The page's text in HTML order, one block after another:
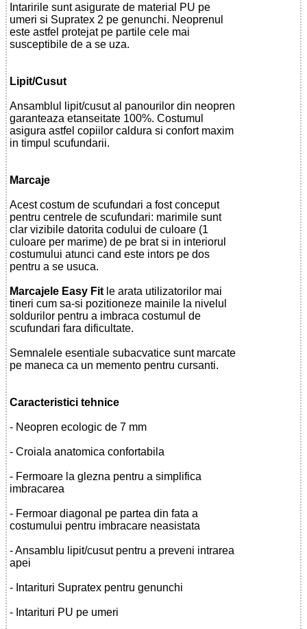
Intaririle sunt asigurate de material PU pe
umeri si Supratex 2 pe genunchi. Neoprenul
este astfel protejat pe partile cele mai
susceptibile de a se uza.
Lipit/Cusut
Ansamblul lipit/cusut al panourilor din neopren
garanteaza etanseitate 100%. Costumul
asigura astfel copiilor caldura si confort maxim
in timpul scufundarii.
Marcaje
Acest costum de scufundari a fost conceput
pentru centrele de scufundari: marimile sunt
clar vizibile datorita codului de culoare (1
culoare per marime) de pe brat si in interiorul
costumului atunci cand este intors pe dos
pentru a se usuca.
Marcajele Easy Fit le arata utilizatorilor mai
tineri cum sa-si pozitioneze mainile la nivelul
soldurilor pentru a imbraca costumul de
scufundari fara dificultate.
Semnalele esentiale subacvatice sunt marcate
pe maneca ca un memento pentru cursanti.
Caracteristici tehnice
- Neopren ecologic de 7 mm
- Croiala anatomica confortabila
- Fermoare la glezna pentru a simplifica
imbracarea
- Fermoar diagonal pe partea din fata a
costumului pentru imbracare neasistata
- Ansamblu lipit/cusut pentru a preveni intrarea
apei
- Intarituri Supratex pentru genunchi
- Intarituri PU pe umeri